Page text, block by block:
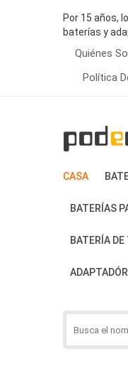
Por 15 años,
baterías y
Quiénes
Política
CASA
BATERÍAS
BATERÍA